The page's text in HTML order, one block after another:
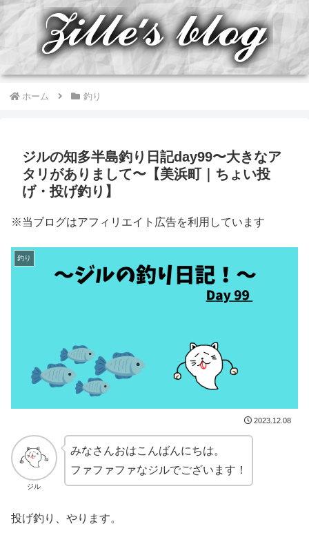
ホーム 釣り
ジルの知多半島釣り日記day99〜大きなア
タリがありまして〜【美浜町｜ちょい投
げ・投げ釣り】
※当ブログはアフィリエイト広告を利用しています
釣り
2023.12.08
ジル
みなさんおはこんばんにちは。
ファファファなジルでございます！
投げ釣り、やります。